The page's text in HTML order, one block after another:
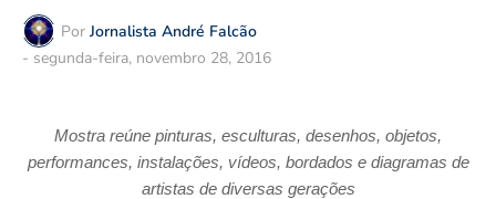
Por Jornalista André Falcão
- segunda-feira, novembro 28, 2016
Mostra reúne pinturas, esculturas, desenhos, objetos,
performances, instalações, vídeos, bordados e diagramas de
artistas de diversas gerações